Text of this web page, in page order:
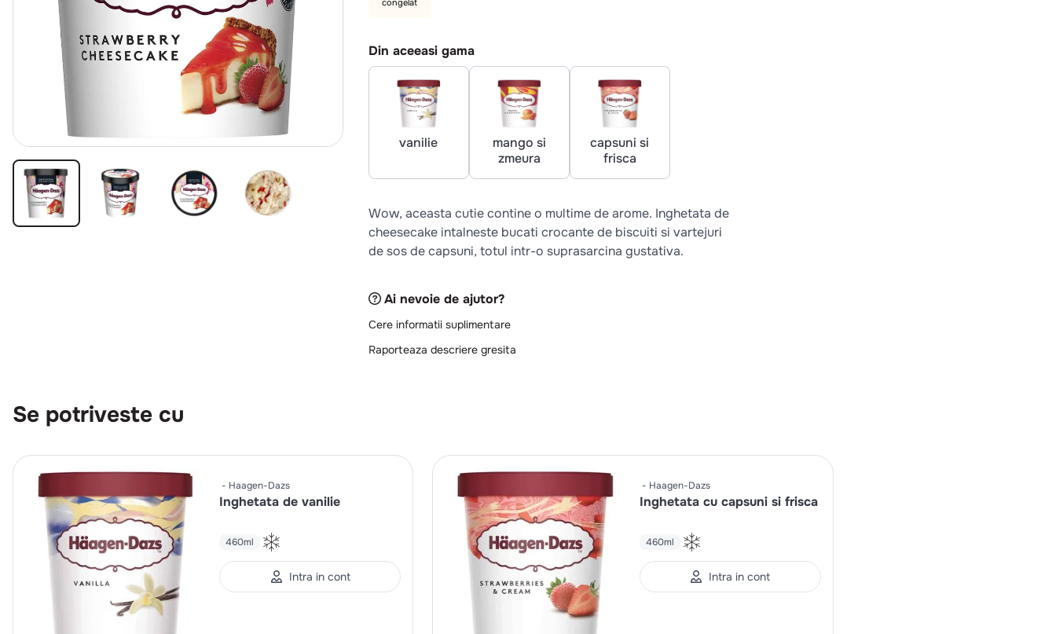
congelat
Din aceeasi gama
vanilie
mango si
zmeura
capsuni si
frisca
Wow, aceasta cutie contine o multime de arome. Inghetata de
cheesecake intalneste bucati crocante de biscuiti si vartejuri
de sos de capsuni, totul intr-o suprasarcina gustativa.
Ai nevoie de ajutor?
Cere informatii suplimentare
Raporteaza descriere gresita
Se potriveste cu
Haagen-Dazs
Inghetata de vanilie
460ml
Intra in cont
Haagen-Dazs
Inghetata cu capsuni si frisca
460ml
Intra in cont